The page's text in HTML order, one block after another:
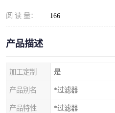
阅 读 量： 166
产品描述
加工定制 是
产品别名 *过滤器
产品特性 *过滤器